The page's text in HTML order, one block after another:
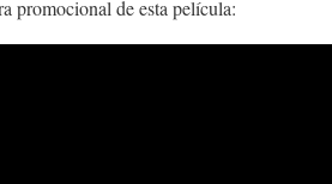
promocional de esta película: